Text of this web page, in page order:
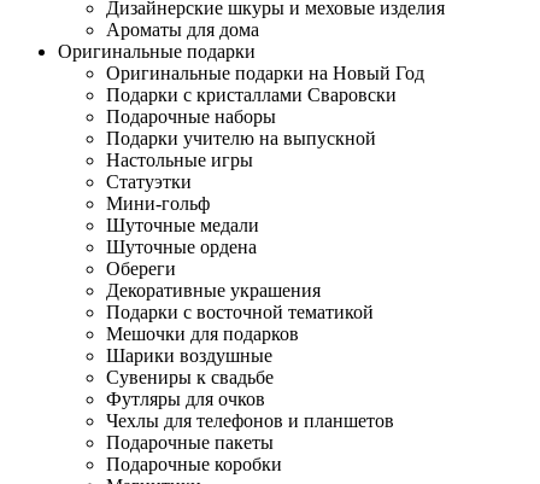
Дизайнерские шкуры и меховые изделия
Ароматы для дома
Оригинальные подарки
Оригинальные подарки на Новый Год
Подарки с кристаллами Сваровски
Подарочные наборы
Подарки учителю на выпускной
Настольные игры
Статуэтки
Мини-гольф
Шуточные медали
Шуточные ордена
Обереги
Декоративные украшения
Подарки с восточной тематикой
Мешочки для подарков
Шарики воздушные
Сувениры к свадьбе
Футляры для очков
Чехлы для телефонов и планшетов
Подарочные пакеты
Подарочные коробки